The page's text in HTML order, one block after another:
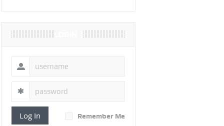
Log In Remember Me